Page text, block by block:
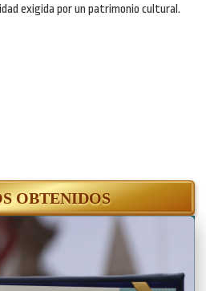
exigida por un patrimonio cultural.
OBTENIDOS